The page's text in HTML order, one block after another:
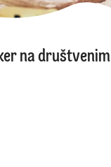
na društvenim